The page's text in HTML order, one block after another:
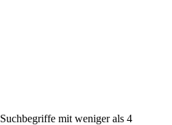
Suchbegriffe mit weniger als 4